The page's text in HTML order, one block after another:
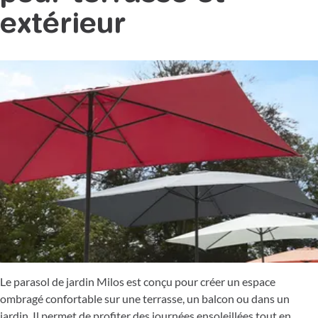
extérieur
Le parasol de jardin Milos est conçu pour créer un espace
ombragé confortable sur une terrasse, un balcon ou dans un